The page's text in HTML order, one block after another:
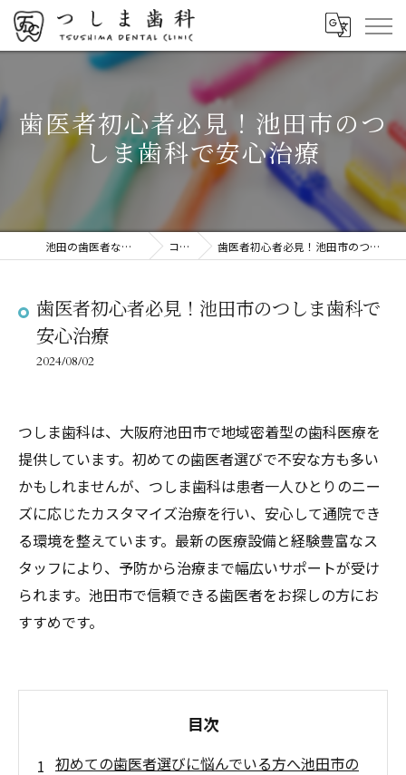
歯医者初心者必見！池田市のつ
しま歯科で安心治療
池田の歯医者ならつしま歯科 コラム 歯医者初心者必見！池田市のつしま歯科で安心治療
歯医者初心者必見！池田市のつしま歯科で
安心治療
2024/08/02
つしま歯科は、大阪府池田市で地域密着型の歯科医療を
提供しています。初めての歯医者選びで不安な方も多い
かもしれませんが、つしま歯科は患者一人ひとりのニー
ズに応じたカスタマイズ治療を行い、安心して通院でき
る環境を整えています。最新の医療設備と経験豊富なス
タッフにより、予防から治療まで幅広いサポートが受け
られます。池田市で信頼できる歯医者をお探しの方にお
すすめです。
目次
初めての歯医者選びに悩んでいる方へ池田市の